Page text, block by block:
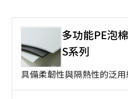
多功能PE泡
S系列
具備柔韌性與隔熱性的泛